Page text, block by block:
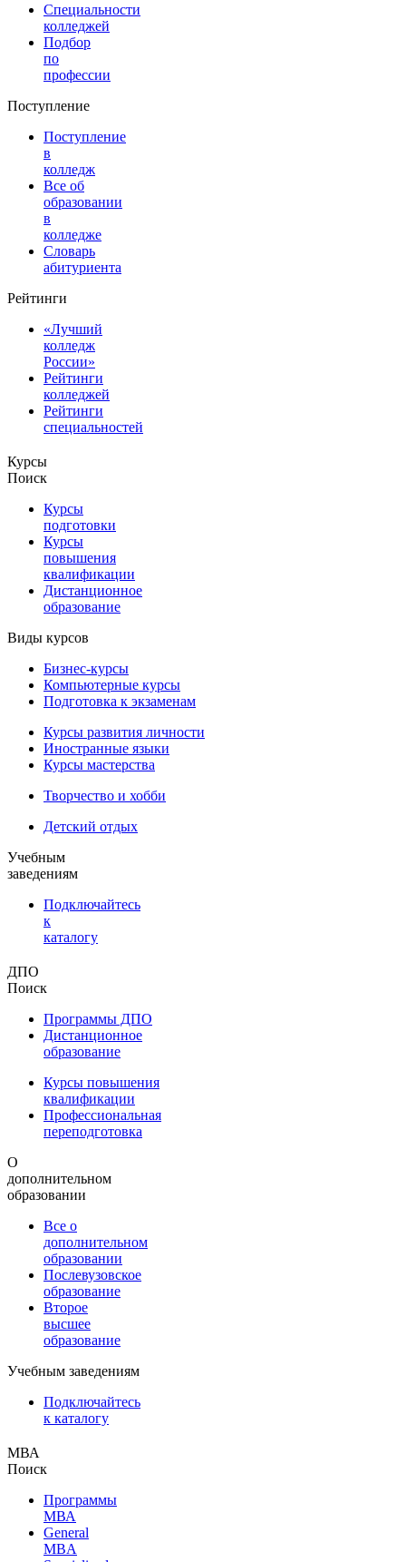
Специальности
колледжей
Подбор
по
профессии
Поступление
Поступление
в
колледж
Все об
образовании
в
колледже
Словарь
абитуриента
Рейтинги
«Лучший
колледж
России»
Рейтинги
колледжей
Рейтинги
специальностей
Курсы
Поиск
Курсы
подготовки
Курсы
повышения
квалификации
Дистанционное
образование
Виды курсов
Бизнес-курсы
Компьютерные курсы
Подготовка к экзаменам
Курсы развития личности
Иностранные языки
Курсы мастерства
Творчество и хобби
Детский отдых
Учебным
заведениям
Подключайтесь
к
каталогу
ДПО
Поиск
Программы ДПО
Дистанционное
образование
Курсы повышения
квалификации
Профессиональная
переподготовка
О
дополнительном
образовании
Все о
дополнительном
образовании
Послевузовское
образование
Второе
высшее
образование
Учебным заведениям
Подключайтесь
к каталогу
МВА
Поиск
Программы
МВА
General
MBA